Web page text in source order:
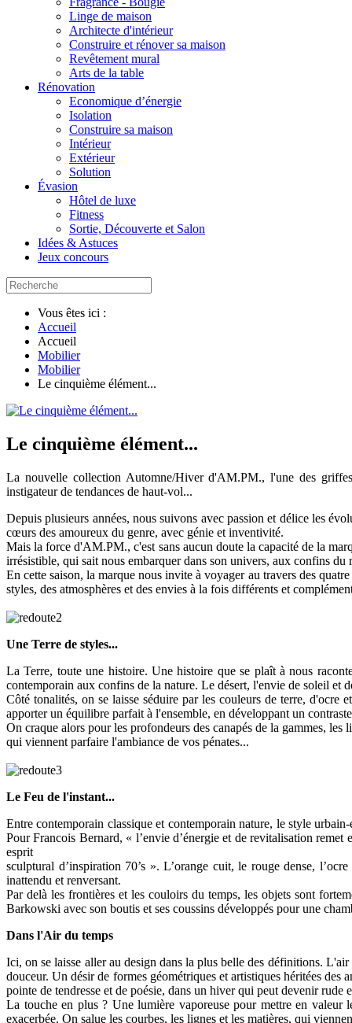
Linge de maison
Architecte d'intérieur
Construire et rénover sa maison
Revêtement mural
Arts de la table
Rénovation
Economique d’énergie
Isolation
Construire sa maison
Intérieur
Extérieur
Solution
Évasion
Hôtel de luxe
Fitness
Sortie, Découverte et Salon
Idées & Astuces
Jeux concours
Vous êtes ici :
Accueil
Accueil
Mobilier
Mobilier
Le cinquième élément...
Le cinquième élément...
La nouvelle collection Automne/Hiver d'AM.PM., l'une des
instigateur de tendances de haut-vol...
Depuis plusieurs années, nous suivons avec passion et délice les
cœurs des amoureux du genre, avec génie et inventivité.
Mais la force d'AM.PM., c'est sans aucun doute la capacité de la
irrésistible, qui sait nous embarquer dans son univers, aux confins du
En cette saison, la marque nous invite à voyager au travers des
styles, des atmosphères et des envies à la fois différents et
Une Terre de styles...
La Terre, toute une histoire. Une histoire que se plaît à nous
contemporain aux confins de la nature. Le désert, l'envie de soleil et
Côté tonalités, on se laisse séduire par les couleurs de terre, d'ocre
apporter un équilibre parfait à l'ensemble, en développant un
On craque alors pour les profondeurs des canapés de la gammes,
qui viennent parfaire l'ambiance de vos pénates...
Le Feu de l'instant...
Entre contemporain classique et contemporain nature, le style
Pour Francois Bernard, « l’envie d’énergie et de revitalisation
esprit
sculptural d’inspiration 70’s ». L’orange cuit, le rouge dense,
inattendu et renversant.
Par delà les frontières et les couloirs du temps, les objets sont
Barkowski avec son boutis et ses coussins développés pour une
Dans l'Air du temps
Ici, on se laisse aller au design dans la plus belle des définitions.
douceur. Un désir de formes géométriques et artistiques héritées des
pointe de tendresse et de poésie, dans un hiver qui peut devenir rude
La touche en plus ? Une lumière vaporeuse pour mettre en valeur
exacerbée. On salue les courbes, les lignes et les matières, qui